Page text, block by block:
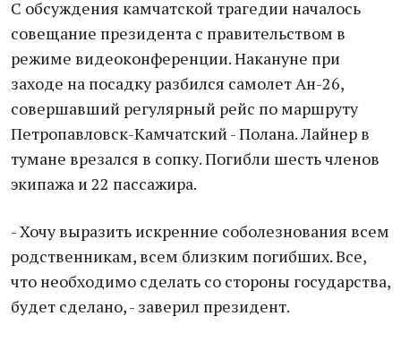
С обсуждения камчатской трагедии началось
совещание президента с правительством в
режиме видеоконференции. Накануне при
заходе на посадку разбился самолет Ан-26,
совершавший регулярный рейс по маршруту
Петропавловск-Камчатский - Полана. Лайнер в
тумане врезался в сопку. Погибли шесть членов
экипажа и 22 пассажира.
- Хочу выразить искренние соболезнования всем
родственникам, всем близким погибших. Все,
что необходимо сделать со стороны государства,
будет сделано, - заверил президент.